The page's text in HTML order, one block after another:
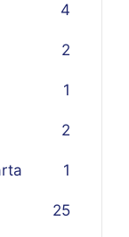
4
2
1
2
1
25